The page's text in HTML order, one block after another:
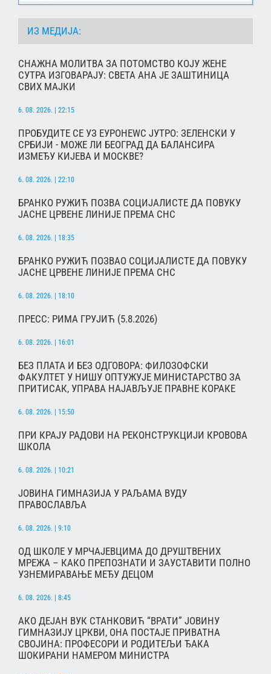
ИЗ МЕДИЈА:
СНАЖНА МОЛИТВА ЗА ПОТОМСТВО КОЈУ ЖЕНЕ
СУТРА ИЗГОВАРАЈУ: СВЕТА АНА ЈЕ ЗАШТИНИЦА
СВИХ МАЈКИ
6. 08. 2026. | 22:15
ПРОБУДИТЕ СЕ УЗ ЕУРОНЕWС ЈУТРО: ЗЕЛЕНСКИ У
СРБИЈИ - МОЖЕ ЛИ БЕОГРАД ДА БАЛАНСИРА
ИЗМЕЂУ КИЈЕВА И МОСКВЕ?
6. 08. 2026. | 22:10
БРАНКО РУЖИЋ ПОЗВА СОЦИЈАЛИСТЕ ДА ПОВУКУ
ЈАСНЕ ЦРВЕНЕ ЛИНИЈЕ ПРЕМА СНС
6. 08. 2026. | 18:35
БРАНКО РУЖИЋ ПОЗВАО СОЦИЈАЛИСТЕ ДА ПОВУКУ
ЈАСНЕ ЦРВЕНЕ ЛИНИЈЕ ПРЕМА СНС
6. 08. 2026. | 18:10
ПРЕСС: РИМА ГРУЈИЋ (5.8.2026)
6. 08. 2026. | 16:01
БЕЗ ПЛАТА И БЕЗ ОДГОВОРА: ФИЛОЗОФСКИ
ФАКУЛТЕТ У НИШУ ОПТУЖУЈЕ МИНИСТАРСТВО ЗА
ПРИТИСАК, УПРАВА НАЈАВЉУЈЕ ПРАВНЕ КОРАКЕ
6. 08. 2026. | 15:50
ПРИ КРАЈУ РАДОВИ НА РЕКОНСТРУКЦИЈИ КРОВОВА
ШКОЛА
6. 08. 2026. | 10:21
ЈОВИНА ГИМНАЗИЈА У РАЉАМА ВУДУ
ПРАВОСЛАВЉА
6. 08. 2026. | 9:10
ОД ШКОЛЕ У МРЧАЈЕВЦИМА ДО ДРУШТВЕНИХ
МРЕЖА – КАКО ПРЕПОЗНАТИ И ЗАУСТАВИТИ ПОЛНО
УЗНЕМИРАВАЊЕ МЕЂУ ДЕЦОМ
6. 08. 2026. | 8:45
АКО ДЕЈАН ВУК СТАНКОВИЋ “ВРАТИ” ЈОВИНУ
ГИМНАЗИЈУ ЦРКВИ, ОНА ПОСТАЈЕ ПРИВАТНА
СВОЈИНА: ПРОФЕСОРИ И РОДИТЕЉИ ЂАКА
ШОКИРАНИ НАМЕРОМ МИНИСТРА